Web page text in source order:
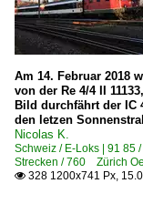
Am 14. Februar 2018
von der Re 4/4 II
Bild durchfährt der IC
den letzen
Nicolas K.
Schweiz / E-Loks | 91
Strecken / 760 Zürich
 328 1200x741 Px,